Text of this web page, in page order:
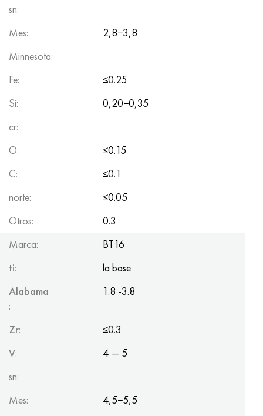
sn:
Mes:
2,8−3,8
Minnesota:
Fe:
≤0.25
Si:
0,20−0,35
cr:
O:
≤0.15
C:
≤0.1
norte:
≤0.05
Otros:
0.3
Marca:
BT16
ti:
la base
Alabama
:
1.8 -3.8
Zr:
≤0.3
V:
4 — 5
sn:
Mes:
4,5−5,5